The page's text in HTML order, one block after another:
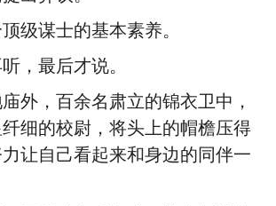
级谋士的基本素养。
，最后才说。
外，百余名肃立的锦衣卫中，
细的校尉，将头上的帽檐压得
让自己看起来和身边的同伴一